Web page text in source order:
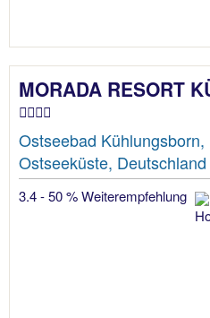
MORADA RESORT
Ostseebad
Ostseeküste, Deutschland
3.4 - 50 % Weiterempfehlung